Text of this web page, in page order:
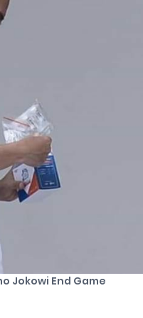
2026: Panduan Lengkap
Jokowi End Game